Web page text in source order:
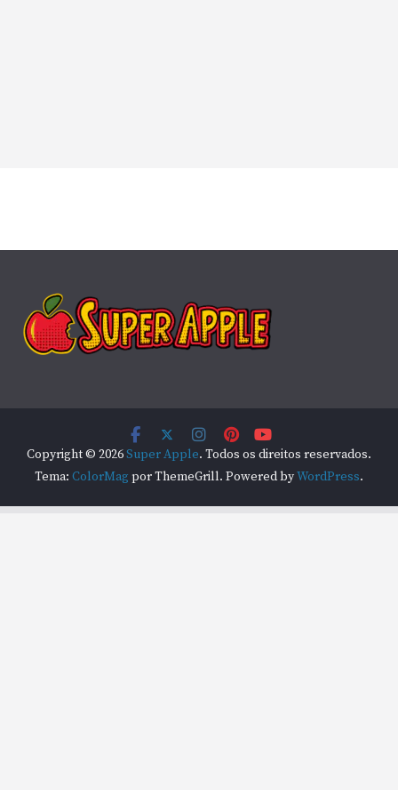
Copyright © 2026Super Apple. Todos os direitos reservados.
Tema: ColorMag por ThemeGrill. Powered byWordPress.